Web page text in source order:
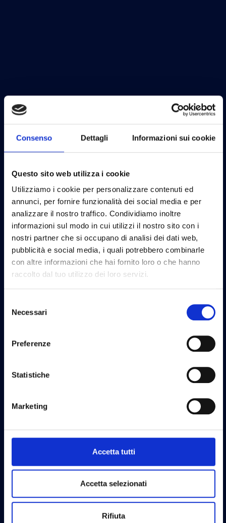
Consenso Dettagli Informazioni sui cookie
Questo sito web utilizza i cookie
Utilizziamo i cookie per personalizzare contenuti ed
annunci, per fornire funzionalità dei social media e per
analizzare il nostro traffico. Condividiamo inoltre
informazioni sul modo in cui utilizzi il nostro sito con i
nostri partner che si occupano di analisi dei dati web,
pubblicità e social media, i quali potrebbero combinarle
con altre informazioni che hai fornito loro o che hanno
raccolto dal tuo utilizzo dei loro servizi.
delNecessari
Preferenze
Statistiche
Marketing
Accetta tutti
Accetta selezionati
Rifiuta